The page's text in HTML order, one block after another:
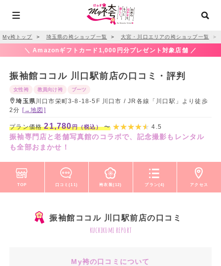
My袴トップ ＞ 埼玉県の袴ショップ一覧 ＞ 大宮・川口エリアの袴ショップ一覧 ＞
＼ Amazonギフトカード1,000円分プレゼント対象店舗 ／
振袖館ココル 川口駅前店の口コミ・評判
女性袴 教員向け袴 ブーツ
埼玉県 川口市栄町3-8-18-5F 川口市 / JR各線「川口駅」より徒歩
2分 [→地図]
プラン価格21,780円（税込）〜 4.5
振袖専門店と老舗写真館のコラボで、記念撮影もレンタル
も全部おまかせ！
TOP 口コミ(11) 袴衣装(12) プラン(4) アクセス
振袖館ココル 川口駅前店の口コミ
kuchikomi report
My袴の口コミについて